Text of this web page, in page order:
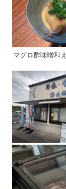
マグロ酢味噌和え